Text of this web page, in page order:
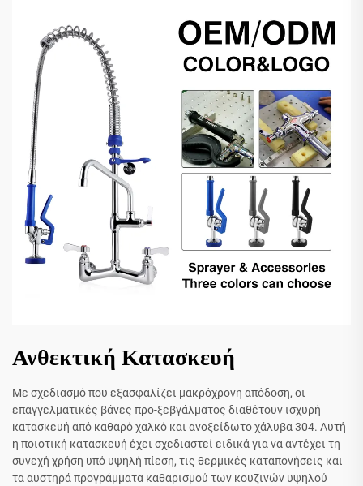
Ανθεκτική Κατασκευή
Με σχεδιασμό που εξασφαλίζει μακρόχρονη απόδοση, οι
επαγγελματικές βάνες προ-ξεβγάλματος διαθέτουν ισχυρή
κατασκευή από καθαρό χαλκό και ανοξείδωτο χάλυβα 304. Αυτή
η ποιοτική κατασκευή έχει σχεδιαστεί ειδικά για να αντέχει τη
συνεχή χρήση υπό υψηλή πίεση, τις θερμικές καταπονήσεις και
τα αυστηρά προγράμματα καθαρισμού των κουζινών υψηλού